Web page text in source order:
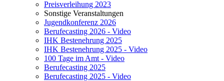
Preisverleihung 2023
Sonstige Veranstaltungen
Jugendkonferenz 2026
Berufecasting 2026 - Video
IHK Bestenehrung 2025
IHK Bestenehrung 2025 - Video
100 Tage im Amt - Video
Berufecasting 2025
Berufecasting 2025 - Video